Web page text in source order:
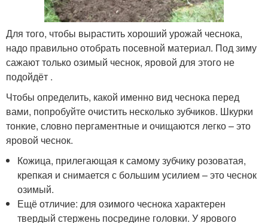
Для того, чтобы вырастить хороший урожай чеснока,
надо правильно отобрать посевной материал. Под зиму
сажают только озимый чеснок, яровой для этого не
подойдёт .
Чтобы определить, какой именно вид чеснока перед
вами, попробуйте очистить несколько зубчиков. Шкурки
тонкие, словно пергаментные и очищаются легко – это
яровой чеснок.
Кожица, прилегающая к самому зубчику розоватая,
крепкая и снимается с большим усилием – это чеснок
озимый.
Ещё отличие: для озимого чеснока характерен
твердый стержень посредине головки. У ярового